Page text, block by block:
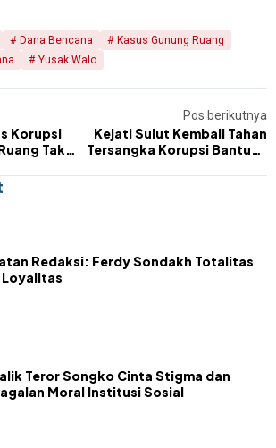
Dana Bencana
Kasus Gunung Ruang
Yusak Walo
Korupsi
Tak
Pos berikutnya
Kejati Sulut Kembali Tahan
Tersangka Korupsi Bantuan
Redaksi: Ferdy Sondakh Totalitas
Loyalitas
Teror Songko Cinta Stigma dan
Moral Institusi Sosial